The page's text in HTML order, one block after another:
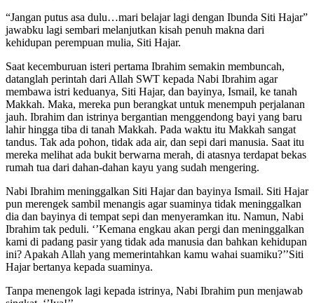
“Jangan putus asa dulu…mari belajar lagi dengan Ibunda Siti Hajar”
jawabku lagi sembari melanjutkan kisah penuh makna dari
kehidupan perempuan mulia, Siti Hajar.
Saat kecemburuan isteri pertama Ibrahim semakin membuncah,
datanglah perintah dari Allah SWT kepada Nabi Ibrahim agar
membawa istri keduanya, Siti Hajar, dan bayinya, Ismail, ke tanah
Makkah. Maka, mereka pun berangkat untuk menempuh perjalanan
jauh. Ibrahim dan istrinya bergantian menggendong bayi yang baru
lahir hingga tiba di tanah Makkah. Pada waktu itu Makkah sangat
tandus. Tak ada pohon, tidak ada air, dan sepi dari manusia. Saat itu
mereka melihat ada bukit berwarna merah, di atasnya terdapat bekas
rumah tua dari dahan-dahan kayu yang sudah mengering.
Nabi Ibrahim meninggalkan Siti Hajar dan bayinya Ismail. Siti Hajar
pun merengek sambil menangis agar suaminya tidak meninggalkan
dia dan bayinya di tempat sepi dan menyeramkan itu. Namun, Nabi
Ibrahim tak peduli. ‘’Kemana engkau akan pergi dan meninggalkan
kami di padang pasir yang tidak ada manusia dan bahkan kehidupan
ini? Apakah Allah yang memerintahkan kamu wahai suamiku?’’Siti
Hajar bertanya kepada suaminya.
Tanpa menengok lagi kepada istrinya, Nabi Ibrahim pun menjawab